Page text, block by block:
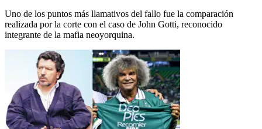
Uno de los puntos más llamativos del fallo fue la comparación
realizada por la corte con el caso de John Gotti, reconocido
integrante de la mafia neoyorquina.